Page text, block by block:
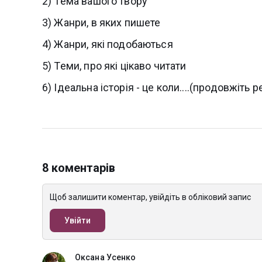
3) Жанри, в яких пишете
4) Жанри, які подобаються
5) Теми, про які цікаво читати
6) Ідеальна історія - це коли....(продовжіть
8 коментарів
Щоб залишити коментар, увійдіть в обліковий запис
Увійти
Оксана Усенко